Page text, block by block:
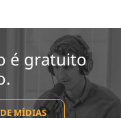
é gratuito
MÍDIAS